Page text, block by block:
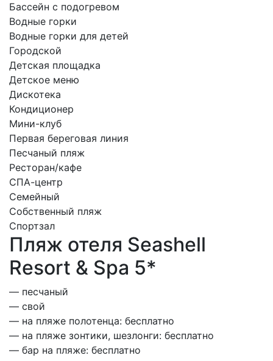
Бассейн с подогревом
Водные горки
Водные горки для детей
Городской
Детская площадка
Детское меню
Дискотека
Кондиционер
Мини-клуб
Первая береговая линия
Песчаный пляж
Ресторан/кафе
СПА-центр
Семейный
Собственный пляж
Спортзал
Пляж отеля Seashell
Resort & Spa 5*
— песчаный
— свой
— на пляже полотенца: бесплатно
— на пляже зонтики, шезлонги: бесплатно
— бар на пляже: бесплатно